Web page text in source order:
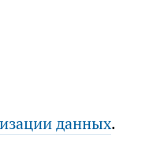
данных.